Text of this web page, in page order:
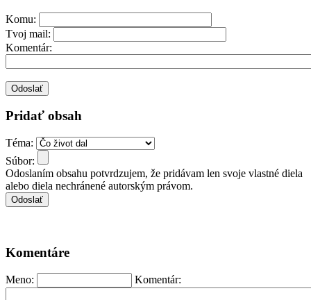
Komu:
Tvoj mail:
Komentár:
Pridať obsah
Téma:
Súbor:
Odoslaním obsahu potvrdzujem, že pridávam len svoje vlastné diela
alebo diela nechránené autorským právom.
Komentáre
Meno: Komentár: